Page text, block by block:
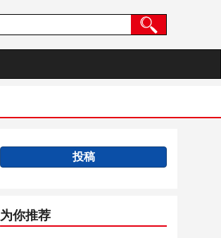
投稿
为你推荐